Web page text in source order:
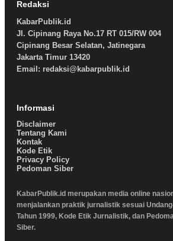
Redaksi
KabarPublik.id
Jl. Cipinang Raya No.17 RT 015/RW 004
Cipinang Besar Selatan, Jatinegara
Jakarta Timur 13420
Email: redaksi@kabarpublik.id
Informasi
Disclaimer
Tentang Kami
Kontak
Kode Etik
Privacy Policy
Pedoman Siber
KabarPublik.id merupakan media online
menjalankan praktik jurnalistik sesuai
Tahun 1999, Kode Etik Jurnalistik, dan
Siber.